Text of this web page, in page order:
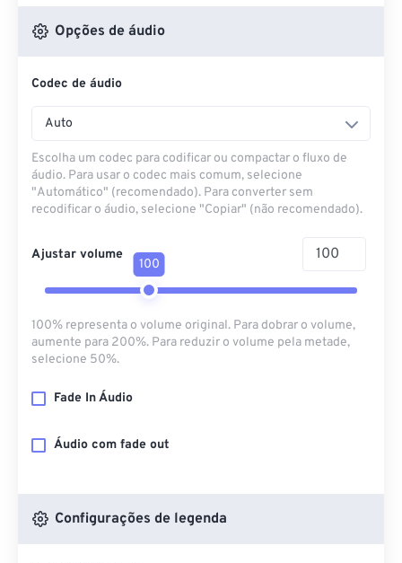
Opções de áudio
Codec de áudio
Auto
Escolha um codec para codificar ou compactar o fluxo de
áudio. Para usar o codec mais comum, selecione
"Automático" (recomendado). Para converter sem
recodificar o áudio, selecione "Copiar" (não recomendado).
Ajustar volume
100
100% representa o volume original. Para dobrar o volume,
aumente para 200%. Para reduzir o volume pela metade,
selecione 50%.
Fade In Áudio
Áudio com fade out
Configurações de legenda